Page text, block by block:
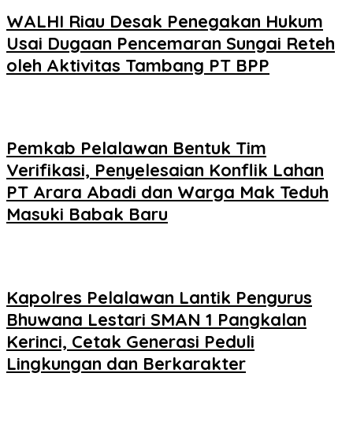
WALHI Riau Desak Penegakan Hukum
Usai Dugaan Pencemaran Sungai Reteh
oleh Aktivitas Tambang PT BPP
Pemkab Pelalawan Bentuk Tim
Verifikasi, Penyelesaian Konflik Lahan
PT Arara Abadi dan Warga Mak Teduh
Masuki Babak Baru
Kapolres Pelalawan Lantik Pengurus
Bhuwana Lestari SMAN 1 Pangkalan
Kerinci, Cetak Generasi Peduli
Lingkungan dan Berkarakter